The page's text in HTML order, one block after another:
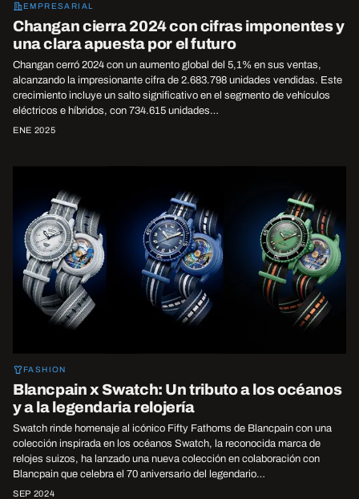
EMPRESARIAL
Changan cierra 2024 con cifras imponentes y
una clara apuesta por el futuro
Changan cerró 2024 con un aumento global del 5,1% en sus ventas,
alcanzando la impresionante cifra de 2.683.798 unidades vendidas. Este
crecimiento incluye un salto significativo en el segmento de vehículos
eléctricos e híbridos, con 734.615 unidades…
ENE 2025
FASHION
Blancpain x Swatch: Un tributo a los océanos
y a la legendaria relojería
Swatch rinde homenaje al icónico Fifty Fathoms de Blancpain con una
colección inspirada en los océanos Swatch, la reconocida marca de
relojes suizos, ha lanzado una nueva colección en colaboración con
Blancpain que celebra el 70 aniversario del legendario…
SEP 2024